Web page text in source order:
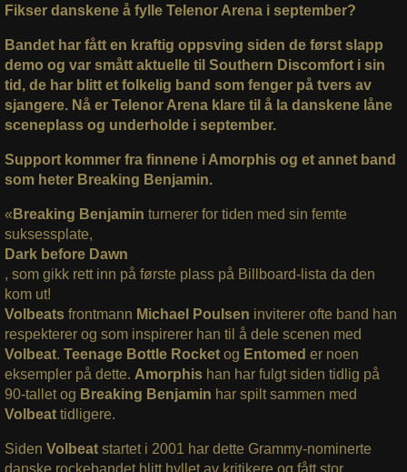
Fikser danskene å fylle Telenor Arena i september?
Bandet har fått en kraftig oppsving siden de først slapp
demo og var smått aktuelle til Southern Discomfort i sin
tid, de har blitt et folkelig band som fenger på tvers av
sjangere. Nå er Telenor Arena klare til å la danskene låne
sceneplass og underholde i september.
Support kommer fra finnene i Amorphis og et annet band
som heter Breaking Benjamin.
« Breaking Benjamin turnerer for tiden med sin femte
suksessplate,
Dark before Dawn
, som gikk rett inn på første plass på Billboard-lista da den
kom ut!
Volbeatsfrontmann Michael Poulsen inviterer ofte band han
respekterer og som inspirerer han til å dele scenen med
Volbeat. Teenage Bottle Rocketog Entomed er noen
eksempler på dette. Amorphis han har fulgt siden tidlig på
90-tallet og Breaking Benjamin har spilt sammen med
Volbeat tidligere.
Siden Volbeatstartet i 2001 har dette Grammy-nominerte
danske rockebandet blitt hyllet av kritikere og fått stor